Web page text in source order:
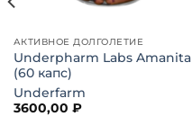
АКТИВНОЕ ДОЛГОЛЕТИЕ
Underpharm Labs Amanita
(60 капс)
Underfarm
3600,00 ₽